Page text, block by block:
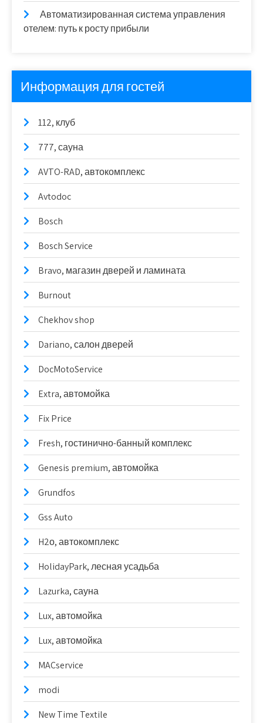
Автоматизированная система управления
отелем: путь к росту прибыли
Информация для гостей
112, клуб
777, сауна
AVTO-RAD, автокомплекс
Avtodoc
Bosch
Bosch Service
Bravo, магазин дверей и ламината
Burnout
Chekhov shop
Dariano, салон дверей
DocMotoService
Extra, автомойка
Fix Price
Fresh, гостинично-банный комплекс
Genesis premium, автомойка
Grundfos
Gss Auto
H2о, автокомплекс
HolidayPark, лесная усадьба
Lazurka, сауна
Lux, автомойка
Lux, автомойка
MACservice
modi
New Time Textile